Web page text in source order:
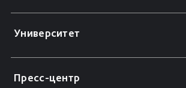
Университет
Пресс-центр